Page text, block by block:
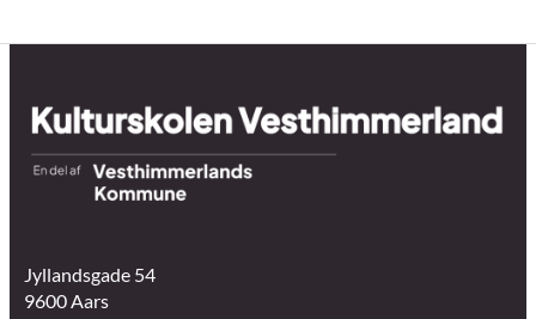
Jyllandsgade 54
9600 Aars